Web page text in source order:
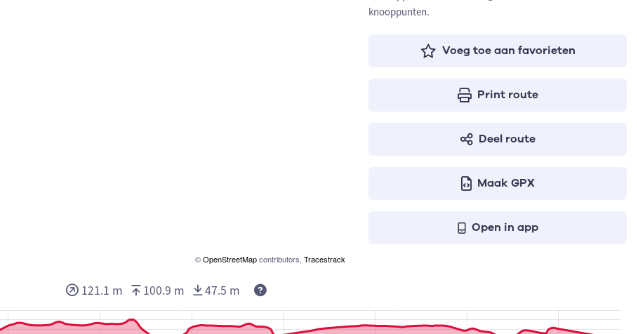
©OpenStreetMapcontributors, Tracestrack
knooppunten.
Voeg toe aan favorieten
Print route
Deel route
Maak GPX
Open in app
121.1 m 100.9 m 47.5 m